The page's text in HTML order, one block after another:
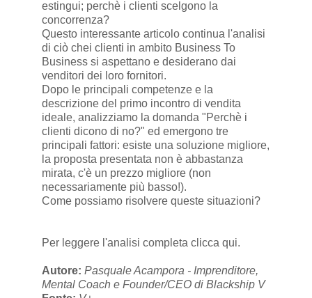
estingui; perchè i clienti scelgono la
concorrenza?
Questo interessante articolo continua l'analisi
di ciò chei clienti in ambito Business To
Business si aspettano e desiderano dai
venditori dei loro fornitori.
Dopo le principali competenze e la
descrizione del primo incontro di vendita
ideale, analizziamo la domanda "Perchè i
clienti dicono di no?" ed emergono tre
principali fattori: esiste una soluzione migliore,
la proposta presentata non è abbastanza
mirata, c'è un prezzo migliore (non
necessariamente più basso!).
Come possiamo risolvere queste situazioni?
Per leggere l'analisi completa clicca qui.
Autore: Pasquale Acampora - Imprenditore,
Mental Coach e Founder/CEO di Blackship V